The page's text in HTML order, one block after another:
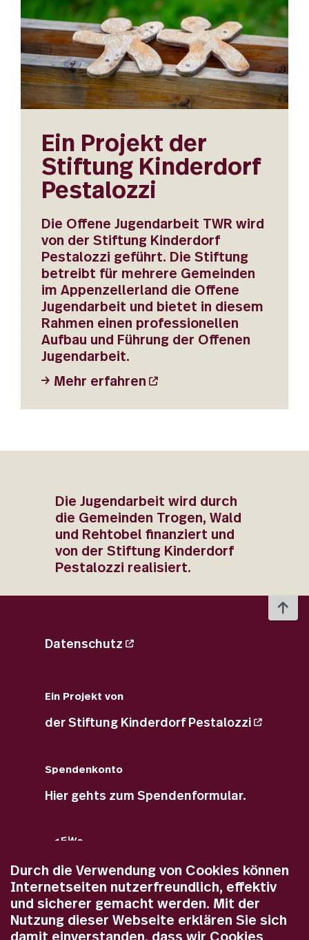
Ein Projekt der
Stiftung Kinderdorf
Pestalozzi
Die Offene Jugendarbeit TWR wird
von der Stiftung Kinderdorf
Pestalozzi geführt. Die Stiftung
betreibt für mehrere Gemeinden
im Appenzellerland die Offene
Jugendarbeit und bietet in diesem
Rahmen einen professionellen
Aufbau und Führung der Offenen
Jugendarbeit.
Mehr erfahren
Die Jugendarbeit wird durch
die Gemeinden Trogen, Wald
und Rehtobel finanziert und
von der Stiftung Kinderdorf
Pestalozzi realisiert.
Datenschutz
Ein Projekt von
derStiftung KinderdorfPestalozzi
Spendenkonto
Hier gehts zumSpendenformular.
Sie können Ihre Spenden an die
Stiftung Kinderdorf Pestalozzi von
den Steuern abziehen.
To
Durch die Verwendung von Cookies können
Internetseiten nutzerfreundlich, effektiv
und sicherer gemacht werden. Mit der
Nutzung dieser Webseite erklären Sie sich
damit einverstanden, dass wir Cookies